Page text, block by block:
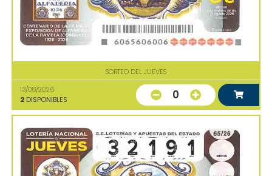
SORTEO DEL JUEVES
13/08/2026
2 DISPONIBLES 0